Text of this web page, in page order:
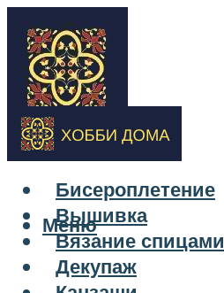
Бисероплетение
Вышивка
Вязание спицами
Декупаж
Меню